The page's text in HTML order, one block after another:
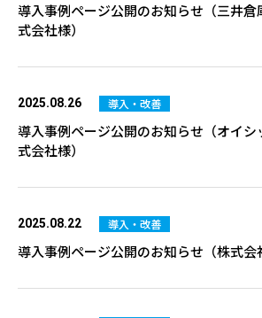
導入事例ページ公開のお知らせ（三井倉
式会社様）
2025.08.26 導入・改善
導入事例ページ公開のお知らせ（オイ
式会社様）
2025.08.22 導入・改善
導入事例ページ公開のお知らせ（株式会